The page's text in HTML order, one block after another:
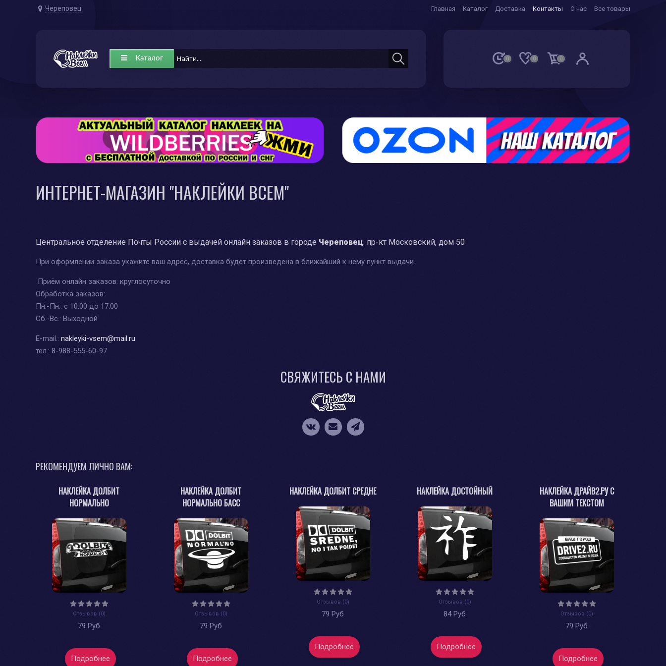
Череповец Главная Каталог Доставка Контакты О нас Все товары
Каталог 0 0 0
ИНТЕРНЕТ-МАГАЗИН "НАКЛЕЙКИ ВСЕМ"
Центральное отделение Почты России с выдачей онлайн заказов в городе Череповец: пр-кт Московский, дом 50
При оформлении заказа укажите ваш адрес, доставка будет произведена в ближайший к нему пункт выдачи.
Приём онлайн заказов: круглосуточно
Обработка заказов:
Пн.-Пн.: с 10:00 до 17:00
Сб.-Вс.: Выходной
E-mail.: nakleyki-vsem@mail.ru
тел.: 8-988-555-60-97
СВЯЖИТЕСЬ С НАМИ
РЕКОМЕНДУЕМ ЛИЧНО ВАМ:
НАКЛЕЙКА ДОЛБИТ
НОРМАЛЬНО
Отзывов (0)
79 Руб
Подробнее
НАКЛЕЙКА ДОЛБИТ
НОРМАЛЬНО БАСС
Отзывов (0)
79 Руб
Подробнее
НАКЛЕЙКА ДОЛБИТ СРЕДНЕ
Отзывов (0)
79 Руб
Подробнее
НАКЛЕЙКА ДОСТОЙНЫЙ
Отзывов (0)
84 Руб
Подробнее
НАКЛЕЙКА ДРАЙВ2.РУ С
ВАШИМ ТЕКСТОМ
Отзывов (0)
79 Руб
Подробнее